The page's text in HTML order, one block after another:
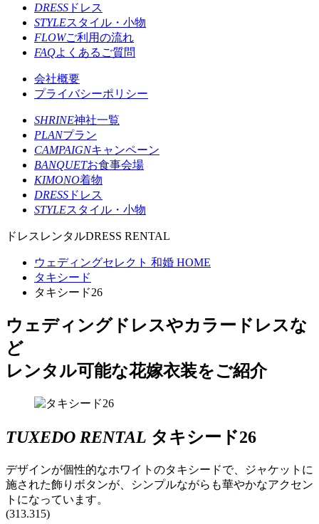
DRESS ドレス
STYLEスタイル・小物
FLOWご利用の流れ
FAQよくあるご質問
会社概要
プライバシーポリシー
SHRINE神社一覧
PLANプラン
CAMPAIGNキャンペーン
BANQUETお食事会場
KIMONO着物
DRESS ドレス
STYLEスタイル・小物
ドレスレンタルDRESS RENTAL
ウェディングセレクト 和婚 HOME
タキシード
タキシード26
ウェディングドレスやカラードレスな
ど
レンタル可能な花嫁衣装をご紹介
TUXEDO RENTAL タキシード26
デザインが個性的なホワイトのタキシードで、ジャケットに
施された飾りボタンが、シンプルながらも華やかなアクセン
トになっています。
(313.315)